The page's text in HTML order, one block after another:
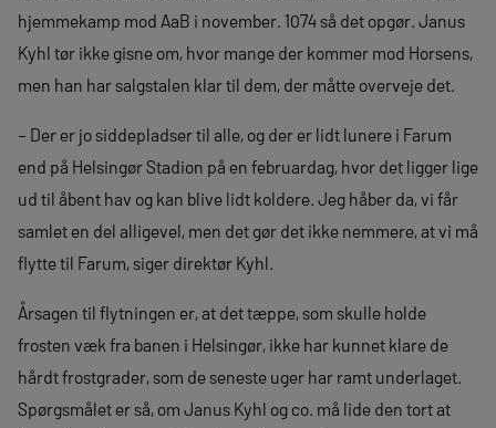
hjemmekamp mod AaB i november. 1074 så det opgør. Janus
Kyhl tør ikke gisne om, hvor mange der kommer mod Horsens,
men han har salgstalen klar til dem, der måtte overveje det.
– Der er jo siddepladser til alle, og der er lidt lunere i Farum
end på Helsingør Stadion på en februardag, hvor det ligger lige
ud til åbent hav og kan blive lidt koldere. Jeg håber da, vi får
samlet en del alligevel, men det gør det ikke nemmere, at vi må
flytte til Farum, siger direktør Kyhl.
Årsagen til flytningen er, at det tæppe, som skulle holde
frosten væk fra banen i Helsingør, ikke har kunnet klare de
hårdt frostgrader, som de seneste uger har ramt underlaget.
Spørgsmålet er så, om Janus Kyhl og co. må lide den tort at